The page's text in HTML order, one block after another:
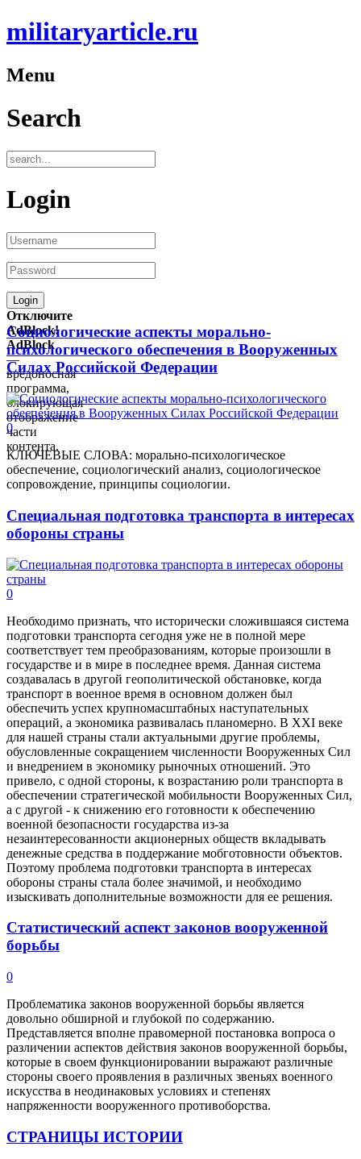
militaryarticle.ru
Menu
Search
Login
Отключите
AdBlock!
AdBlock
—
вредоносная
программа,
блокирующая
отображение
части
контента.
Социологические аспекты морально-
психологического обеспечения в Вооруженных
Силах Российской Федерации
0
КЛЮЧЕВЫЕ СЛОВА: морально-психологическое
обеспечение, социологический анализ, социологическое
сопровождение, принципы социологии.
Специальная подготовка транспорта в интересах
обороны страны
0
Необходимо признать, что исторически сложившаяся система
подготовки транспорта сегодня уже не в полной мере
соответствует тем преобразованиям, которые произошли в
государстве и в мире в последнее время. Данная система
создавалась в другой геополитической обстановке, когда
транспорт в военное время в основном должен был
обеспечить успех крупномасштабных наступательных
операций, а экономика развивалась планомерно. В XXI веке
для нашей страны стали актуальными другие проблемы,
обусловленные сокращением численности Вооруженных Сил
и внедрением в экономику рыночных отношений. Это
привело, с одной стороны, к возрастанию роли транспорта в
обеспечении стратегической мобильности Вооруженных Сил,
а с другой - к снижению его готовности к обеспечению
военной безопасности государства из-за
незаинтересованности акционерных обществ вкладывать
денежные средства в поддержание мобготовности объектов.
Поэтому проблема подготовки транспорта в интересах
обороны страны стала более значимой, и необходимо
изыскивать дополнительные возможности для ее решения.
Статистический аспект законов вооруженной
борьбы
0
Проблематика законов вооруженной борьбы является
довольно обширной и глубокой по содержанию.
Представляется вполне правомерной постановка вопроса о
различении аспектов действия законов вооруженной борьбы,
которые в своем функционировании выражают различные
стороны своего проявления в различных звеньях военного
искусства в неодинаковых условиях и степенях
напряженности вооруженного противоборства.
СТРАНИЦЫ ИСТОРИИ